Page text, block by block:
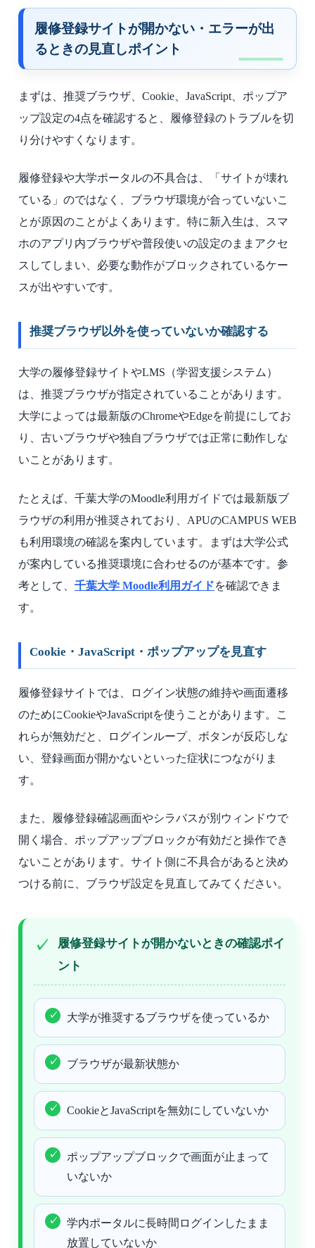
履修登録サイトが開かない・エラーが出
るときの見直しポイント
まずは、推奨ブラウザ、Cookie、JavaScript、ポップア
ップ設定の4点を確認すると、履修登録のトラブルを切
り分けやすくなります。
履修登録や大学ポータルの不具合は、「サイトが壊れ
ている」のではなく、ブラウザ環境が合っていないこ
とが原因のことがよくあります。特に新入生は、スマ
ホのアプリ内ブラウザや普段使いの設定のままアクセ
スしてしまい、必要な動作がブロックされているケー
スが出やすいです。
推奨ブラウザ以外を使っていないか確認する
大学の履修登録サイトやLMS（学習支援システム）
は、推奨ブラウザが指定されていることがあります。
大学によっては最新版のChromeやEdgeを前提にしてお
り、古いブラウザや独自ブラウザでは正常に動作しな
いことがあります。
たとえば、千葉大学のMoodle利用ガイドでは最新版ブ
ラウザの利用が推奨されており、APUのCAMPUS WEB
も利用環境の確認を案内しています。まずは大学公式
が案内している推奨環境に合わせるのが基本です。参
考として、 千葉大学 Moodle利用ガイドを確認できま
す。
Cookie・JavaScript・ポップアップを見直す
履修登録サイトでは、ログイン状態の維持や画面遷移
のためにCookieやJavaScriptを使うことがあります。こ
れらが無効だと、ログインループ、ボタンが反応しな
い、登録画面が開かないといった症状につながりま
す。
また、履修登録確認画面やシラバスが別ウィンドウで
開く場合、ポップアップブロックが有効だと操作でき
ないことがあります。サイト側に不具合があると決め
つける前に、ブラウザ設定を見直してみてください。
履修登録サイトが開かないときの確認ポイ
ント
大学が推奨するブラウザを使っているか
ブラウザが最新状態か
CookieとJavaScriptを無効にしていないか
ポップアップブロックで画面が止まって
いないか
学内ポータルに長時間ログインしたまま
放置していないか